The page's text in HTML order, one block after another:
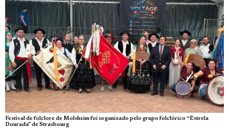
Festival de folclore de Molsheim foi organizado pelo grupo folclórico “Estrela
Dourada” de Strasbourg